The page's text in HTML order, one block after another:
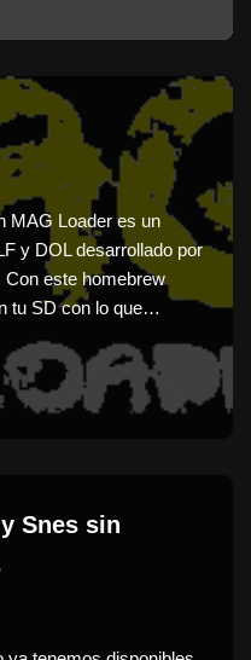
MAG Loader es un
y DOL desarrollado por
Con este homebrew
tu SD con lo que…
Snes sin